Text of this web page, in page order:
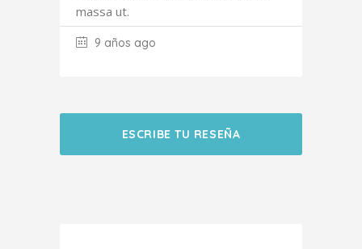
massa ut.
9 años ago
ESCRIBE TU RESEÑA